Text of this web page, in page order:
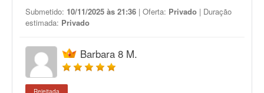
Submetido: 10/11/2025 às 21:36 | Oferta: Privado | Duração
estimada: Privado
Barbara 8 M.
Rejeitada